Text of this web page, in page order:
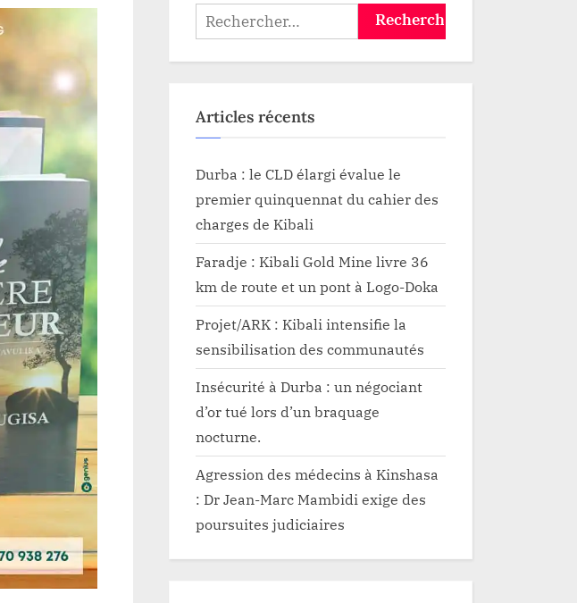
Rechercher :
Articles récents
Durba : le CLD élargi évalue le
premier quinquennat du cahier des
charges de Kibali
Faradje : Kibali Gold Mine livre 36
km de route et un pont à Logo-Doka
Projet/ARK : Kibali intensifie la
sensibilisation des communautés
Insécurité à Durba : un négociant
d’or tué lors d’un braquage
nocturne.
Agression des médecins à Kinshasa
: Dr Jean-Marc Mambidi exige des
poursuites judiciaires